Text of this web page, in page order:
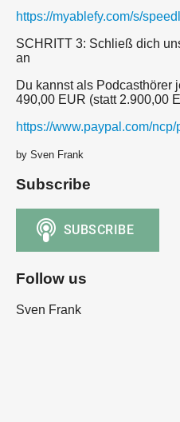
https://myablefy.com/s/
SCHRITT 3: Schließ dich
an
Du kannst als Podcasthörer
490,00 EUR (statt 2.900,00
https://www.paypal.com/
by Sven Frank
Subscribe
Follow us
Sven Frank